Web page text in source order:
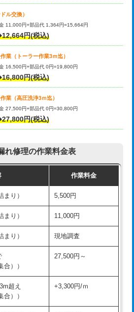
33,000円
8,800円～
11,000円+材料費
座） 16,500円+材料費
・デッキ
13,200円+材料費
付・デッキ
16,500円+材料費
トラップ
22,000円+材料費
） 11,000円+材料費
13,200円
ル交換）
11,000円+部品代 1,364円=15,664円
円(税込)
業（トーラー作業3ｍ迄）
16,500円+部品代 0円=19,800円
円(税込)
業（高圧洗浄3ｍ迄）
27,500円+部品代 0円=30,800円
円(税込)
れ修理の作業料金表
作業料金
り） 5,500円
り） 11,000円
り） 現地調査
合））
27,500円～
超え
合））
+3,300円/ｍ